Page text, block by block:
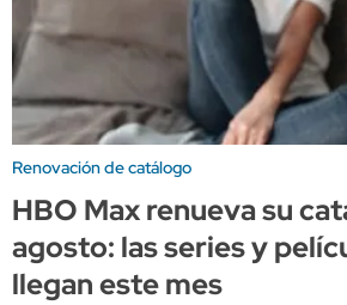
Renovación de catálogo
HBO Max renueva su
agosto: las series y
llegan este mes